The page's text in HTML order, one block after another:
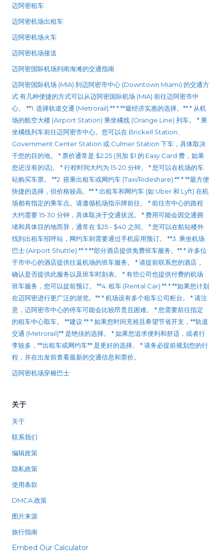
迈阿密租车
迈阿密机场出租车
迈阿密机场火车
迈阿密机场接送
迈阿密国际机场到南海滩的交通指南
迈阿密国际机场 (MIA) 到迈阿密市中心 (Downtown Miami) 的交通方
式 有几种便捷的方式可以从迈阿密国际机场 (MIA) 前往迈阿密市中
心。 **1. 选择轨道交通 (Metrorail):** * **最经济实惠的选择。** * 从机
场的航空大楼 (Airport Station) 乘坐橘线 (Orange Line) 列车。 * 乘
坐橘线列车前往迈阿密市中心。您可以在 Brickell Station、
Government Center Station 或 Culmer Station 下车，具体取决
于您的目的地。 * 票价通常是 $2.25 (另加 $1 的 Easy Card 费，如果
您还没有的话)。 * 行程时间大约为 15-20 分钟。 * 您可以在机场的车
站购买车票。 **2. 搭乘出租车或网约车 (Taxi/Rideshare):** * **最方便
快捷的选择，但价格较高。** * 出租车和网约车 (如 Uber 和 Lyft) 在机
场都有指定的乘车点。请遵循机场指示牌前往。 * 前往市中心的路程
大约需要 15-30 分钟，具体取决于交通状况。 * 费用可能会因交通拥
堵和具体目的地而异，通常在 $25 - $40 之间。 * 您可以在航站楼外
找到出租车招呼站，网约车则需要通过手机应用预订。 **3. 乘坐机场
巴士 (Airport Shuttle):** * **部分酒店提供免费班车服务。** * 许多位
于市中心的酒店提供往返机场的班车服务。 * 请提前联系您的酒店，
确认是否提供此服务以及班车时刻表。 * 有些公司也提供付费的机场
班车服务，您可以提前预订。 **4. 租车 (Rental Car):** * **如果您计划
在迈阿密进行更广泛的游览。** * 机场设有多个租车公司柜台。 * 请注
意，迈阿密市中心的停车可能会比较昂贵且困难。 * 您需要前往指定
的租车中心取车。 **建议:** * 如果您时间充裕且希望节省开支，**轨道
交通 (Metrorail)** 是绝佳的选择。 * 如果您追求便利和舒适，或者行
李较多，**出租车或网约车** 是更好的选择。 * 请务必提前规划您的行
程，并在出发前查看最新的交通信息和票价。
迈阿密机场穿梭巴士
关于
关于
联系我们
编辑政策
隐私政策
使用条款
DMCA 政策
图片来源
旅行指南
Embed Our Calculator